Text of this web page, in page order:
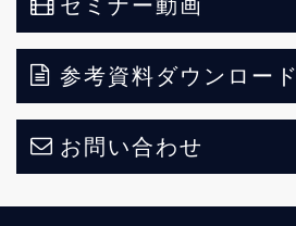
セミナー動画
参考資料ダウンロード
お問い合わせ